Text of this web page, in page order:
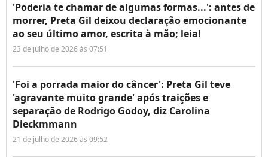
'Poderia te chamar de algumas formas...': antes de
morrer, Preta Gil deixou declaração emocionante
ao seu último amor, escrita à mão; leia!
23 de julho de 2026 às 07:51
'Foi a porrada maior do câncer': Preta Gil teve
'agravante muito grande' após traições e
separação de Rodrigo Godoy, diz Carolina
Dieckmmann
21 de julho de 2026 às 09:52